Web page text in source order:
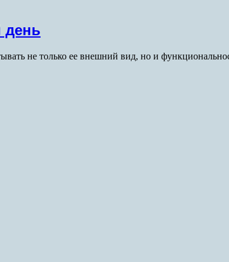
день
не только ее внешний вид, но и